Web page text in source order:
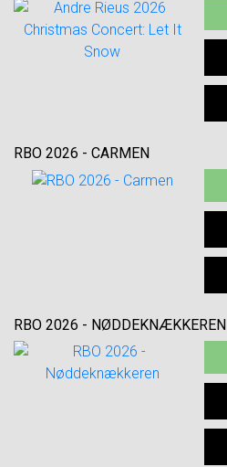
RBO 2026 - CARMEN
RBO 2026 - NØDDEKNÆKKEREN